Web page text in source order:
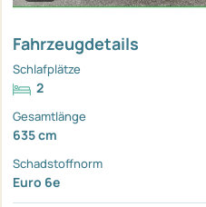
Fahrzeugdetails
Schlafplätze
2
Gesamtlänge
635 cm
Schadstoffnorm
Euro 6e